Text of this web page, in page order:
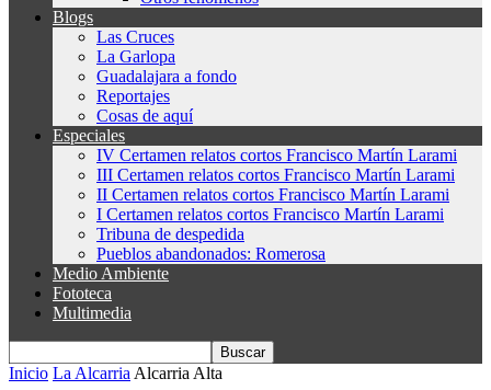
Blogs
Las Cruces
La Garlopa
Guadalajara a fondo
Reportajes
Cosas de aquí
Especiales
IV Certamen relatos cortos Francisco Martín Larami
III Certamen relatos cortos Francisco Martín Larami
II Certamen relatos cortos Francisco Martín Larami
I Certamen relatos cortos Francisco Martín Larami
Tribuna de despedida
Pueblos abandonados: Romerosa
Medio Ambiente
Fototeca
Multimedia
Inicio La Alcarria Alcarria Alta